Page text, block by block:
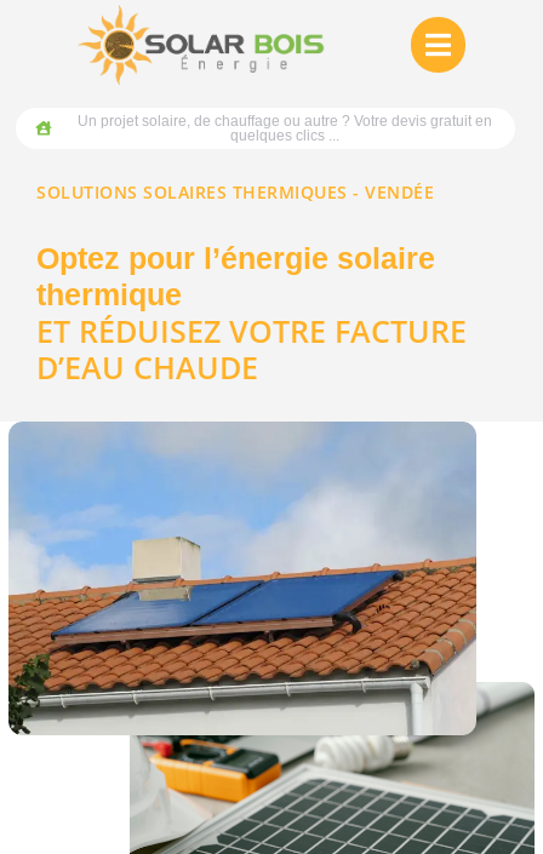
Un projet solaire, de chauffage ou autre ? Votre devis gratuit en
quelques clics ...
SOLUTIONS SOLAIRES THERMIQUES - VENDÉE
Optez pour l’énergie solaire
thermique
ET RÉDUISEZ VOTRE FACTURE
D’EAU CHAUDE